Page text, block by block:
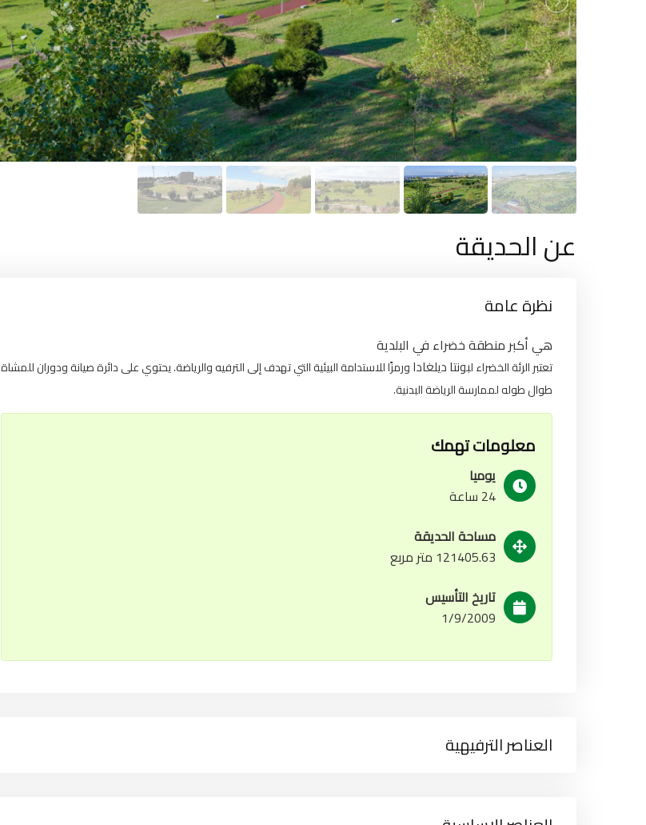
عن الحديقة
نظرة عامة
هي أكبر منطقة خضراء في البلدية
تعتبر الرئة الخضراء لبونتا ديلغاداورمزًا للاستدامة البيئية التي تهدف إلى الترفيه والرياضة. يحتوي على دائرة صيانة ودوران للمشاة
طوال طوله لممارسة الرياضة البدنية.
معلومات تهمك
يوميا
24 ساعة
مساحة الحديقة
121405.63 متر مربع
تاريخ التأسيس
1/9/2009
العناصر الترفيهية